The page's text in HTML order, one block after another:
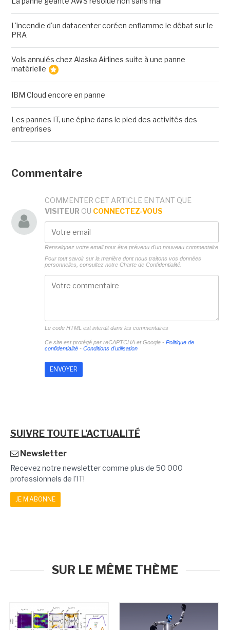
L'incendie d'un datacenter coréen enflamme le débat sur le
PRA
Vols annulés chez Alaska Airlines suite à une panne
matérielle
IBM Cloud encore en panne
Les pannes IT, une épine dans le pied des activités des
entreprises
Commentaire
COMMENTER CET ARTICLE EN TANT QUE
VISITEUR OU CONNECTEZ-VOUS
Renseignez votre email pour être prévenu d'un nouveau commentaire
Pour tout savoir sur la manière dont nous traitons vos données
personnelles, consultez notre Charte de Confidentialité.
Le code HTML est interdit dans les commentaires
Ce site est protégé par reCAPTCHA et Google - Politique de
confidentialité- Conditions d'utilisation
SUIVRE TOUTE L'ACTUALITÉ
Newsletter
Recevez notre newsletter comme plus de 50 000
professionnels de l'IT!
JE M'ABONNE
SUR LE MÊME THÈME